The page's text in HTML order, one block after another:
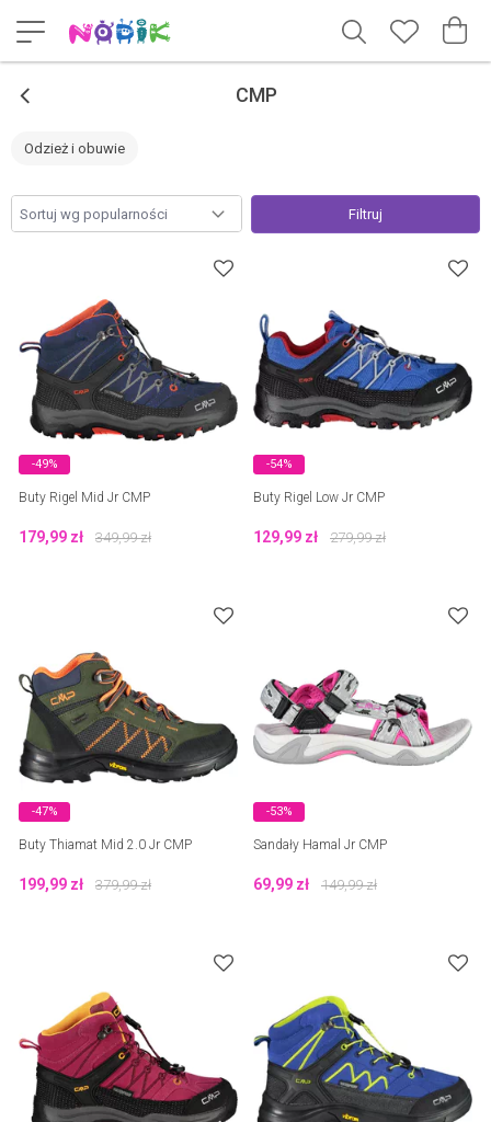
< CMP
Odzież i obuwie
Filtruj
-49%
Buty Rigel Mid Jr CMP
179,99 zł 349,99zł
-54%
Buty Rigel Low Jr CMP
129,99 zł 279,99zł
-47%
Buty Thiamat Mid 2.0 Jr CMP
199,99 zł 379,99zł
-53%
Sandały Hamal Jr CMP
69,99 zł 149,99zł